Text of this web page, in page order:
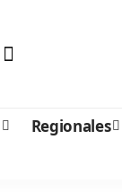
Regionales